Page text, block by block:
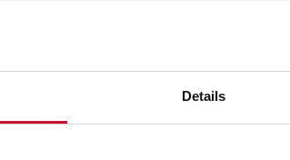
Details
puras e elegantes e
fabricação integrado é